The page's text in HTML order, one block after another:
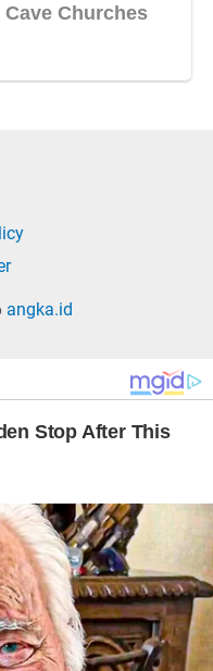
angka.id